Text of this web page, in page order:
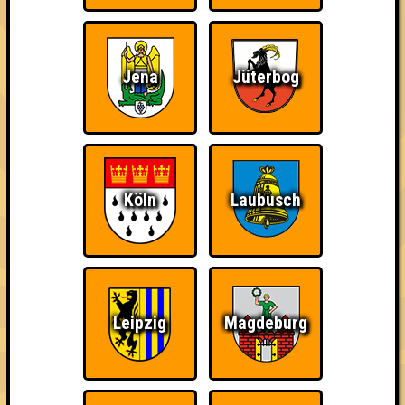
Bin ich schon drin?
Wiederzehn macht
Freude
Erster!
Eindeutiger Sieg Teil der Oberschicht
Quiz?!
Jena Jüterbog
Köln Laubusch
Leipzig Magdeburg